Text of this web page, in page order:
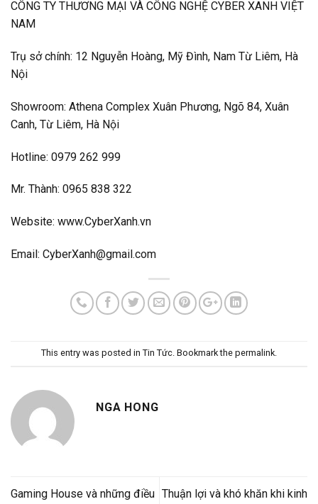
CÔNG TY THƯƠNG MẠI VÀ CÔNG NGHỆ CYBER XANH VIỆT
NAM
Trụ sở chính: 12 Nguyễn Hoàng, Mỹ Đình, Nam Từ Liêm, Hà
Nội
Showroom: Athena Complex Xuân Phương, Ngõ 84, Xuân
Canh, Từ Liêm, Hà Nội
Hotline: 0979 262 999
Mr. Thành: 0965 838 322
Website: www.CyberXanh.vn
Email: CyberXanh@gmail.com
This entry was posted in Tin Tức. Bookmark the permalink.
NGA HONG
Gaming House và những điều Thuận lợi và khó khăn khi kinh